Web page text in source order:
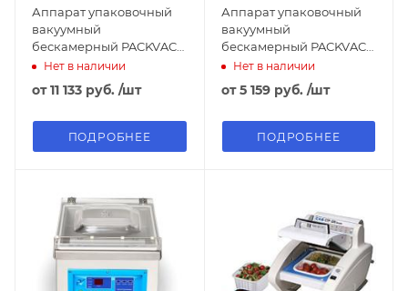
Аппарат упаковочный
вакуумный
бескамерный PACKVAC
VS-350
Нет в наличии
от11 133 руб. /шт
ПОДРОБНЕЕ
Аппарат упаковочный
вакуумный
бескамерный PACKVAC
VS-300
Нет в наличии
от5 159 руб. /шт
ПОДРОБНЕЕ